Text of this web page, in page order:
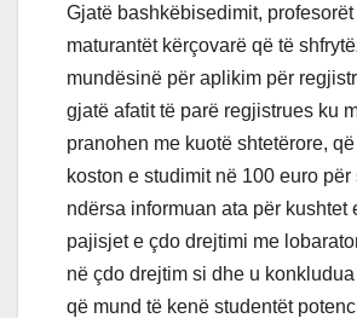
Gjatë bashkëbisedimit,
maturantët kërçovarë që të
mundësinë për aplikim për
gjatë afatit të parë regjistrues ku
pranohen me kuotë shtetërore,
koston e studimit në 100 euro për
ndërsa informuan ata për kushtet
pajisjet e çdo drejtimi me
në çdo drejtim si dhe u
që mund të kenë studentët